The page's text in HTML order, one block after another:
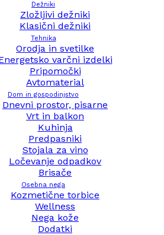
Dežniki
Zložljivi dežniki
Klasični dežniki
Tehnika
Orodja in svetilke
varčni izdelki
Pripomočki
Avtomaterial
Dom in gospodinjstvo
Dnevni prostor, pisarne
Vrt in balkon
Kuhinja
Predpasniki
Stojala za vino
Ločevanje odpadkov
Brisače
Osebna nega
Kozmetične torbice
Wellness
Nega kože
Dodatki